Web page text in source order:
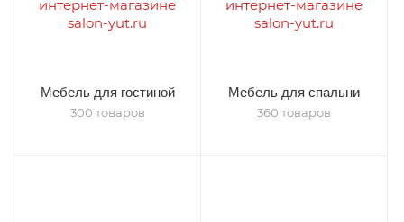
Мебель для гостиной
300 товаров
Мебель для спальни
360 товаров